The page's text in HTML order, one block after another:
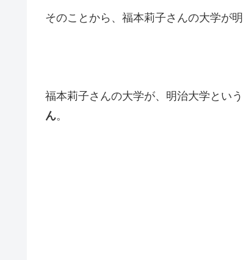
そのことから、福本莉子さんの大学が
福本莉子さんの大学が、明治大学とい
ん。